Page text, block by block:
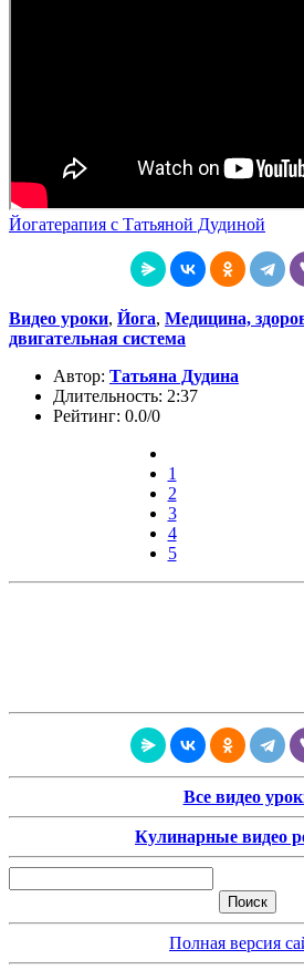
Йогатерапия с Татьяной Дудиной
Видео уроки, Йога, Медицина,
двигательная система
Автор: Татьяна Дудина
Длительность: 2:37
Рейтинг: 0.0/0
1
2
3
4
5
Все видео
Кулинарные видео
Полная версия